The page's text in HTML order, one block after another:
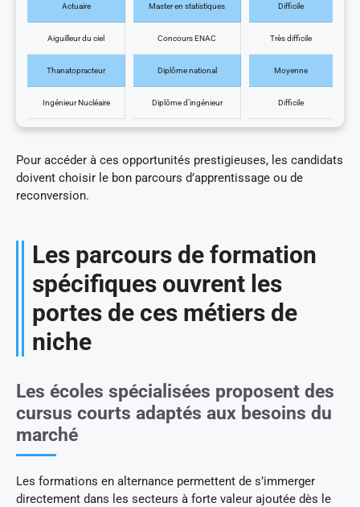
Actuaire Master en statistiques Difficile
Aiguilleur du ciel Concours ENAC Très difficile
Thanatopracteur Diplôme national Moyenne
Ingénieur Nucléaire Diplôme d’ingénieur Difficile
Pour accéder à ces opportunités prestigieuses, les candidats
doivent choisir le bon parcours d’apprentissage ou de
reconversion.
Les parcours de formation
spécifiques ouvrent les
portes de ces métiers de
niche
Les écoles spécialisées proposent des
cursus courts adaptés aux besoins du
marché
Les formations en alternance permettent de s’immerger
directement dans les secteurs à forte valeur ajoutée dès le